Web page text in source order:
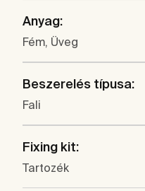
Anyag:
Fém, Üveg
Beszerelés típusa:
Fali
Fixing kit:
Tartozék